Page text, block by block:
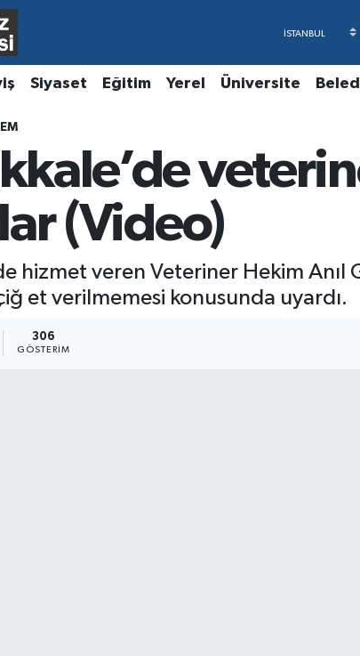
Siyaset Eğitim Yerel Üniversite
(Video)
hizmet veren Veteriner Hekim Anıl
et verilmemesi konusunda uyardı.
306
GÖSTERIM
Fikstür